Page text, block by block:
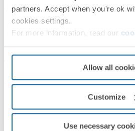
partners. Accept when you're ok
cookies settings.
For more information, read our
Allow all
Customize
Use necessary
8201432-096
Base de tomada schuko 16A 250~ com
10,5W com tampa titânio Simon 82
Simon 82 Concept